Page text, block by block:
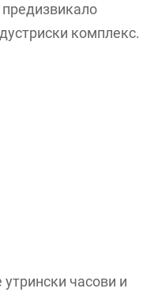
комплекс.
утрински часови и